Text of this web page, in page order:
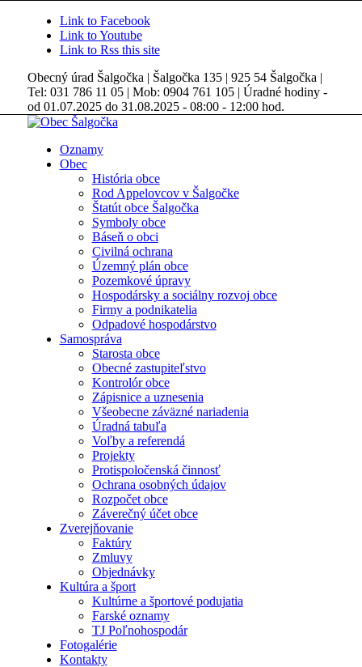
Link to Facebook
Link to Youtube
Link to Rss this site
Obecný úrad Šalgočka | Šalgočka 135 | 925 54 Šalgočka |
Tel: 031 786 11 05 | Mob: 0904 761 105 | Úradné hodiny -
od 01.07.2025 do 31.08.2025 - 08:00 - 12:00 hod.
Oznamy
Obec
História obce
Rod Appelovcov v Šalgočke
Štatút obce Šalgočka
Symboly obce
Báseň o obci
Civilná ochrana
Územný plán obce
Pozemkové úpravy
Hospodársky a sociálny rozvoj obce
Firmy a podnikatelia
Odpadové hospodárstvo
Samospráva
Starosta obce
Obecné zastupiteľstvo
Kontrolór obce
Zápisnice a uznesenia
Všeobecne záväzné nariadenia
Úradná tabuľa
Voľby a referendá
Projekty
Protispoločenská činnosť
Ochrana osobných údajov
Rozpočet obce
Záverečný účet obce
Zverejňovanie
Faktúry
Zmluvy
Objednávky
Kultúra a šport
Kultúrne a športové podujatia
Farské oznamy
TJ Poľnohospodár
Fotogalérie
Kontakty